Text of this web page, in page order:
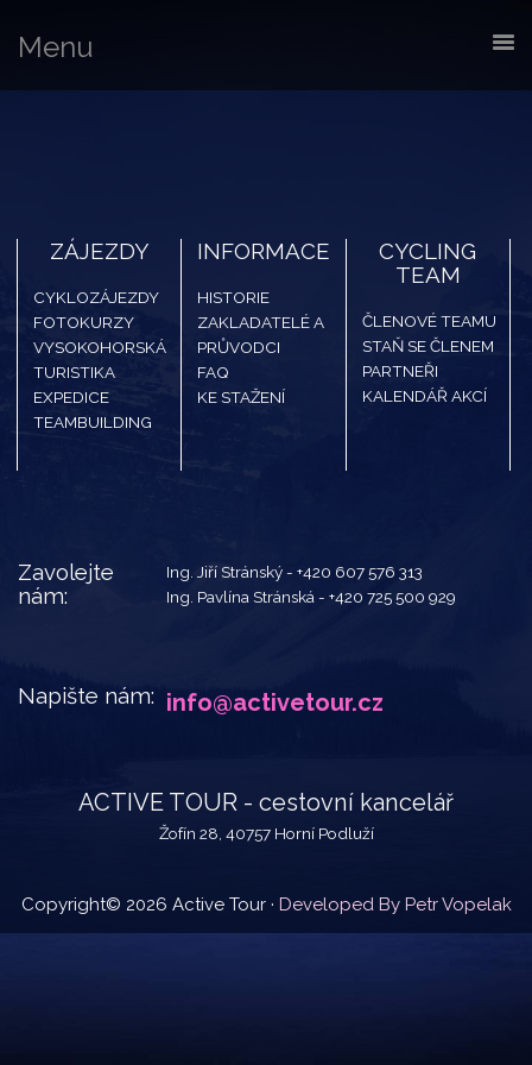
Menu
ZÁJEZDY
CYKLOZÁJEZDY
FOTOKURZY
VYSOKOHORSKÁ
TURISTIKA
EXPEDICE
TEAMBUILDING
INFORMACE
HISTORIE
ZAKLADATELÉ A
PRŮVODCI
FAQ
KE STAŽENÍ
CYCLING
TEAM
ČLENOVÉ TEAMU
STAŇ SE ČLENEM
PARTNEŘI
KALENDÁŘ AKCÍ
Zavolejte
nám:
Ing. Jiří Stránský -+420 607 576 313
Ing. Pavlína Stránská -+420 725 500 929
Napište nám: info@activetour.cz
ACTIVE TOUR - cestovní kancelář
Žofín 28, 40757 Horní Podluží
Copyright© 2026 Active Tour · Developed By Petr Vopelak